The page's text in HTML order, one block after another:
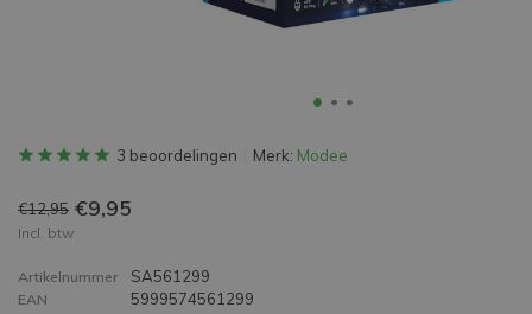
3 beoordelingen Merk: Modee
€12,95 €9,95
Incl. btw
Artikelnummer SA561299
EAN 5999574561299